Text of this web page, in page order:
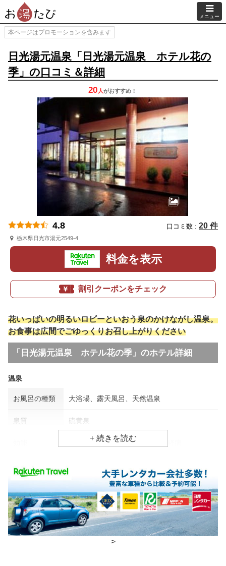
メニュー
本ページはプロモーションを含みます
日光湯元温泉「日光湯元温泉 ホテル花の
季」の口コミ＆詳細
20 人がおすすめ！
4.8 口コミ数 : 20 件
栃木県日光市湯元2549-4
料金を表示
割引クーポンをチェック
花いっぱいの明るいロビーといおう泉のかけながし温泉。
お食事は広間でごゆっくりお召し上がりください
「日光湯元温泉 ホテル花の季」のホテル詳細
温泉
お風呂の種類 大浴場、露天風呂、天然温泉
泉質 硫黄泉
関節痛、筋肉痛、リウマチ・神経病
食事場所
朝食 広間
夕食 広間
チェックイン・チェックアウト時間
>